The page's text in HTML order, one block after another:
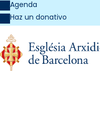
Agenda
Haz un donativo